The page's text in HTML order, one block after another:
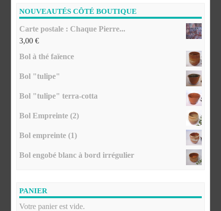
NOUVEAUTÉS CÔTÉ BOUTIQUE
Carte postale : Chaque Pierre...
3,00€
Bol à thé faïence
Bol "tulipe"
Bol "tulipe" terra-cotta
Bol Empreinte (2)
Bol empreinte (1)
Bol engobé blanc à bord irrégulier
PANIER
Votre panier est vide.